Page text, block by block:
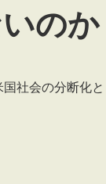
のか
社会の分断化と